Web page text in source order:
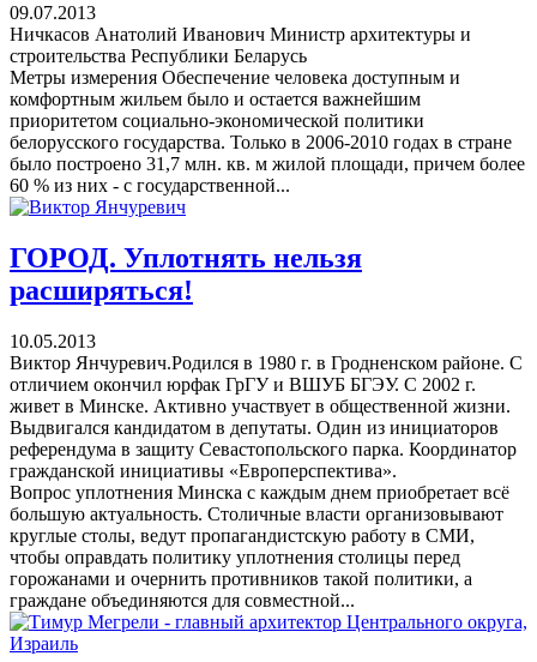
09.07.2013
Ничкасов Анатолий Иванович Министр архитектуры и
строительства Республики Беларусь
Метры измерения Обеспечение человека доступным и
комфортным жильем было и остается важнейшим
приоритетом социально-экономической политики
белорусского государства. Только в 2006-2010 годах в стране
было построено 31,7 млн. кв. м жилой площади, причем более
60 % из них - с государственной...
ГОРОД. Уплотнять нельзя
расширяться!
10.05.2013
Виктор Янчуревич.Родился в 1980 г. в Гродненском районе. С
отличием окончил юрфак ГрГУ и ВШУБ БГЭУ. С 2002 г.
живет в Минске. Активно участвует в общественной жизни.
Выдвигался кандидатом в депутаты. Один из инициаторов
референдума в защиту Севастопольского парка. Координатор
гражданской инициативы «Европерспектива».
Вопрос уплотнения Минска с каждым днем приобретает всё
большую актуальность. Столичные власти организовывают
круглые столы, ведут пропагандистскую работу в СМИ,
чтобы оправдать политику уплотнения столицы перед
горожанами и очернить противников такой политики, а
граждане объединяются для совместной...